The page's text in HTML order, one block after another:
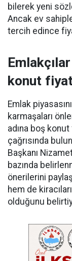
bilerek yeni
Ancak ev
tercih edince
konut
Emlak
karmaşaları
adına boş
çağrısında
Başkanı
bazında
önerilerini
hem de
olduğunu